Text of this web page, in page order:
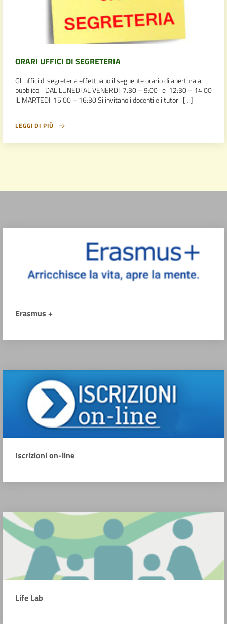
ORARI UFFICI DI SEGRETERIA
Gli uffici di segreteria effettuano il seguente orario di apertura al
pubblico: DAL LUNEDI AL VENERDI 7.30 – 9:00 e 12:30 – 14:00
IL MARTEDI 15:00 – 16:30 Si invitano i docenti e i tutori […]
LEGGI DI PIÙ
Erasmus +
Iscrizioni on-line
Life Lab